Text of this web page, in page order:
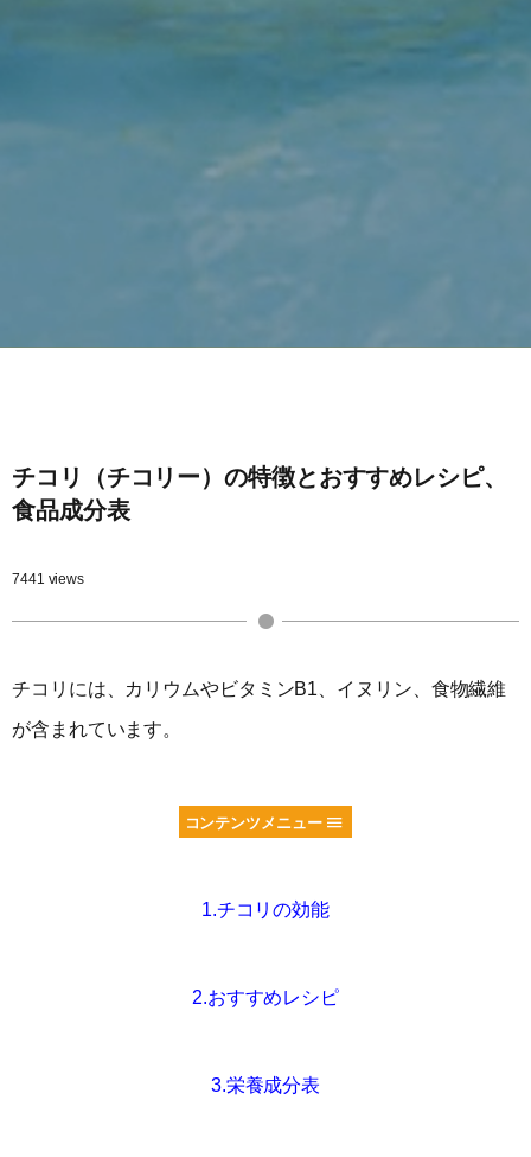
チコリ（チコリー）の特徴とおすすめレシピ、
食品成分表
7441 views
チコリには、カリウムやビタミンB1、イヌリン、食物繊維
が含まれています。
コンテンツメニュー
1.チコリの効能
2.おすすめレシピ
3.栄養成分表